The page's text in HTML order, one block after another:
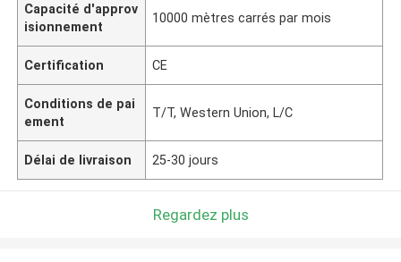
Capacité d'approv
isionnement
10000 mètres carrés par mois
Certification CE
Conditions de pai
ement
T/T, Western Union, L/C
Délai de livraison 25-30 jours
Regardez plus